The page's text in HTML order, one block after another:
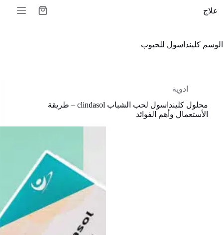
إلىعلاج
عربة
الوسم كلينداسول للحبوب
ادوية
محلول كلينداسول لحب الشباب clindasol – طريقة
الأستعمال وأهم الفوائد